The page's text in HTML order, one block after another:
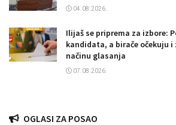
04.08.2026.
Ilijaš se priprema za izbore:
kandidata, a birače očekuju i
načinu glasanja
07.08.2026.
OGLASI ZA POSAO